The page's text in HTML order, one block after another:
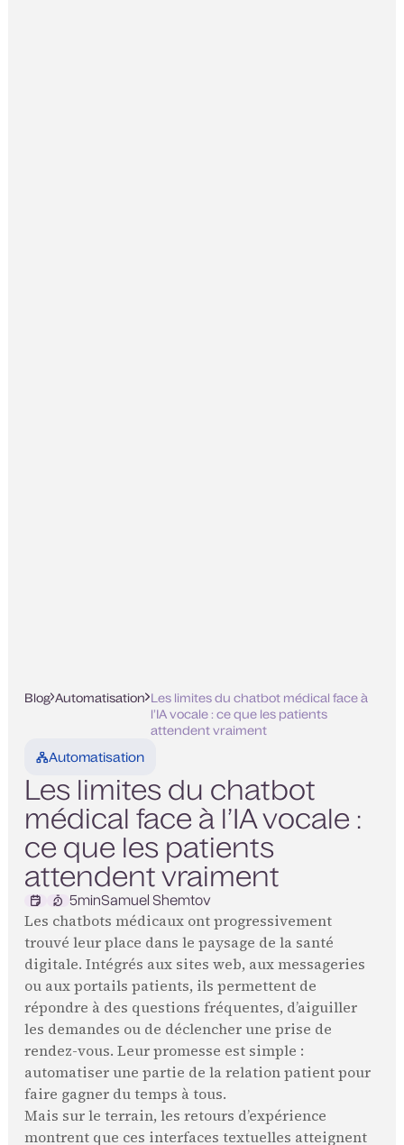
Blog Automatisation Les limites du chatbot médical face à
l’IA vocale : ce que les patients
attendent vraiment
Automatisation
Les limites du chatbot
médical face à l’IA vocale :
ce que les patients
attendent vraiment
5minSamuel Shemtov
Les chatbots médicaux ont progressivement
trouvé leur place dans le paysage de la santé
digitale. Intégrés aux sites web, aux messageries
ou aux portails patients, ils permettent de
répondre à des questions fréquentes, d’aiguiller
les demandes ou de déclencher une prise de
rendez-vous. Leur promesse est simple :
automatiser une partie de la relation patient pour
faire gagner du temps à tous.
Mais sur le terrain, les retours d’expérience
montrent que ces interfaces textuelles atteignent